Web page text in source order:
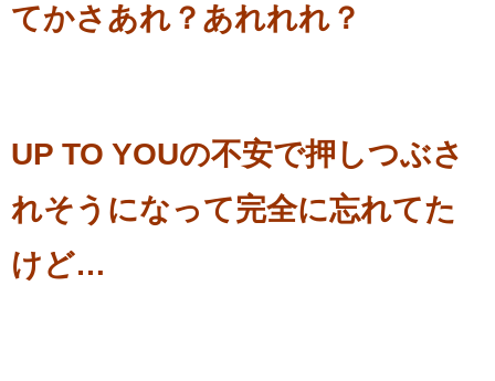
てかさあれ？あれれれ？
UP TO YOUの不安で押しつぶさ
れそうになって完全に忘れてた
けど…